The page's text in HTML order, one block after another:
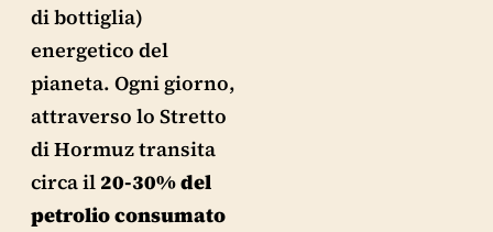
di bottiglia)
energetico del
pianeta. Ogni giorno,
attraverso lo Stretto
di Hormuz transita
circa il 20-30% del
petrolio consumato